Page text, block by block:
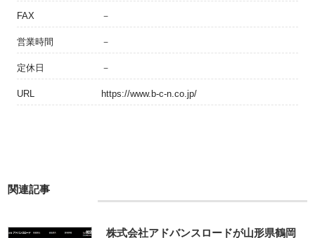
FAX －
営業時間 －
定休日 －
URL https://www.b-c-n.co.jp/
関連記事
株式会社アドバンスロードが山形県鶴岡